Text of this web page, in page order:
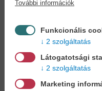
könyve
Otthonában,
könyvet -
További információk
Funkcionális
2 szolgáltatás
Látogatotsági
2 szolgáltatás
Marketing